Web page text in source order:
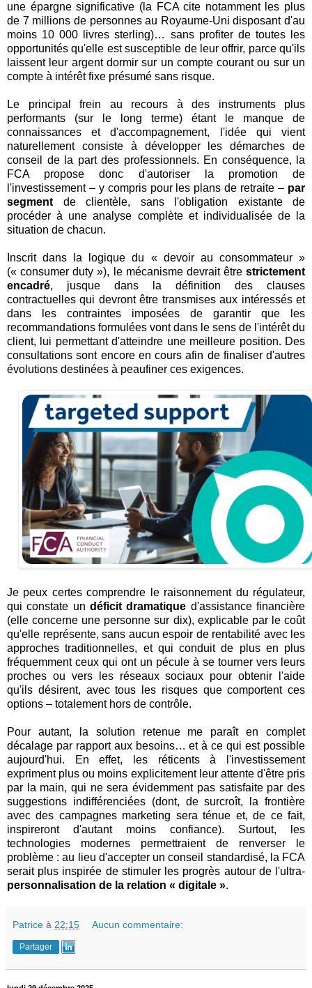
une épargne significative (la FCA cite notamment les plus
de 7 millions de personnes au Royaume-Uni disposant d'au
moins 10 000 livres sterling)… sans profiter de toutes les
opportunités qu'elle est susceptible de leur offrir, parce qu'ils
laissent leur argent dormir sur un compte courant ou sur un
compte à intérêt fixe présumé sans risque.
Le principal frein au recours à des instruments plus
performants (sur le long terme) étant le manque de
connaissances et d'accompagnement, l'idée qui vient
naturellement consiste à développer les démarches de
conseil de la part des professionnels. En conséquence, la
FCA propose donc d'autoriser la promotion de
l'investissement – y compris pour les plans de retraite – par
segment de clientèle, sans l'obligation existante de
procéder à une analyse complète et individualisée de la
situation de chacun.
Inscrit dans la logique du « devoir au consommateur »
(« consumer duty »), le mécanisme devrait être strictement
encadré, jusque dans la définition des clauses
contractuelles qui devront être transmises aux intéressés et
dans les contraintes imposées de garantir que les
recommandations formulées vont dans le sens de l'intérêt du
client, lui permettant d'atteindre une meilleure position. Des
consultations sont encore en cours afin de finaliser d'autres
évolutions destinées à peaufiner ces exigences.
Je peux certes comprendre le raisonnement du régulateur,
qui constate un déficit dramatique d'assistance financière
(elle concerne une personne sur dix), explicable par le coût
qu'elle représente, sans aucun espoir de rentabilité avec les
approches traditionnelles, et qui conduit de plus en plus
fréquemment ceux qui ont un pécule à se tourner vers leurs
proches ou vers les réseaux sociaux pour obtenir l'aide
qu'ils désirent, avec tous les risques que comportent ces
options – totalement hors de contrôle.
Pour autant, la solution retenue me paraît en complet
décalage par rapport aux besoins… et à ce qui est possible
aujourd'hui. En effet, les réticents à l'investissement
expriment plus ou moins explicitement leur attente d'être pris
par la main, qui ne sera évidemment pas satisfaite par des
suggestions indifférenciées (dont, de surcroît, la frontière
avec des campagnes marketing sera ténue et, de ce fait,
inspireront d'autant moins confiance). Surtout, les
technologies modernes permettraient de renverser le
problème : au lieu d'accepter un conseil standardisé, la FCA
serait plus inspirée de stimuler les progrès autour de l'ultra-
personnalisation de la relation « digitale ».
Patrice à 22:15 Aucun commentaire:
Partager